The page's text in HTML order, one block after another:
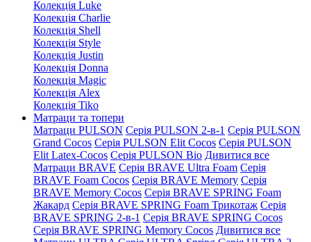
Колекція Luke
Колекція Charlie
Колекція Shell
Колекція Style
Колекція Justin
Колекція Donna
Колекція Magic
Колекція Alex
Колекція Tiko
Матраци та топери
Матраци PULSON Серія PULSON 2-в-1 Серія PULSON
Grand Cocos Серія PULSON Elit Cocos Серія PULSON
Elit Latex-Cocos Серія PULSON Bio Дивитися все
Матраци BRAVE Серія BRAVE Ultra Foam Серія
BRAVE Foam Cocos Серія BRAVE Memory Серія
BRAVE Memory Cocos Серія BRAVE SPRING Foam
Жакард Серія BRAVE SPRING Foam Трикотаж Серія
BRAVE SPRING 2-в-1 Серія BRAVE SPRING Cocos
Серія BRAVE SPRING Memory Cocos Дивитися все